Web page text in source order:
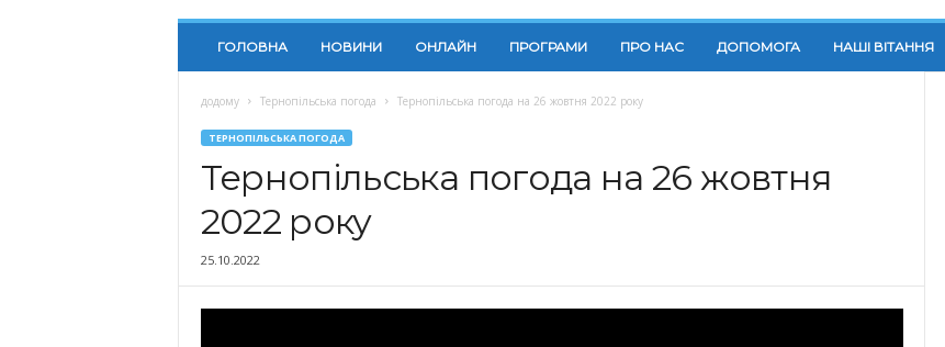
ГОЛОВНА НОВИНИ ОНЛАЙН ПРОГРАМИ ПРО НАС ДОПОМОГА НАШІ ВІТАННЯ
додому Тернопільська погода Тернопільська погода на 26 жовтня 2022 року
ТЕРНОПІЛЬСЬКА ПОГОДА
Тернопільська погода на 26 жовтня
2022 року
25.10.2022